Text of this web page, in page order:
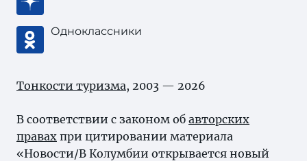
Одноклассники
Тонкости туризма, 2003 — 2026
В соответствии с законом об авторских
правах при цитировании материала
«Новости/В Колумбии открывается новый